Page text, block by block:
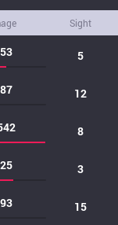
Sight
5
12
8
3
15